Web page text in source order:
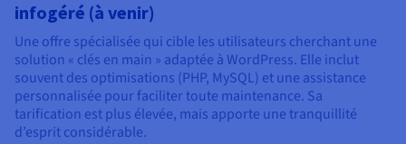
infogéré (à venir)
Une offre spécialisée qui cible les utilisateurs cherchant une
solution « clés en main » adaptée à WordPress. Elle inclut
souvent des optimisations (PHP, MySQL) et une assistance
personnalisée pour faciliter toute maintenance. Sa
tarification est plus élevée, mais apporte une tranquillité
d’esprit considérable.